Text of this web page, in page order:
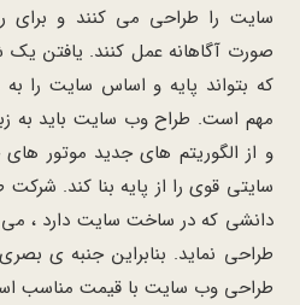
سایت را طراحی می کنند و برای
صورت آگاهانه عمل کنند. یافتن
که بتواند پایه و اساس سایت را
مهم است. طراح وب سایت باید به
و از الگوریتم های جدید موتور
سایتی قوی را از پایه بنا کند.
دانشی که در ساخت سایت دارد ، می
طراحی نماید. بنابراین جنبه ی
طراحی وب سایت با قیمت مناسب